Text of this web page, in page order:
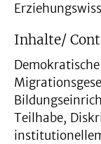
Inhalte/
Teilhabe,